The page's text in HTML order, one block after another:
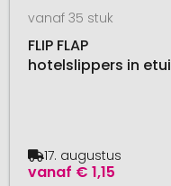
vanaf 35 stuk
FLIP FLAP
hotelslippers in etui
vanaf € 1,15
17. augustus